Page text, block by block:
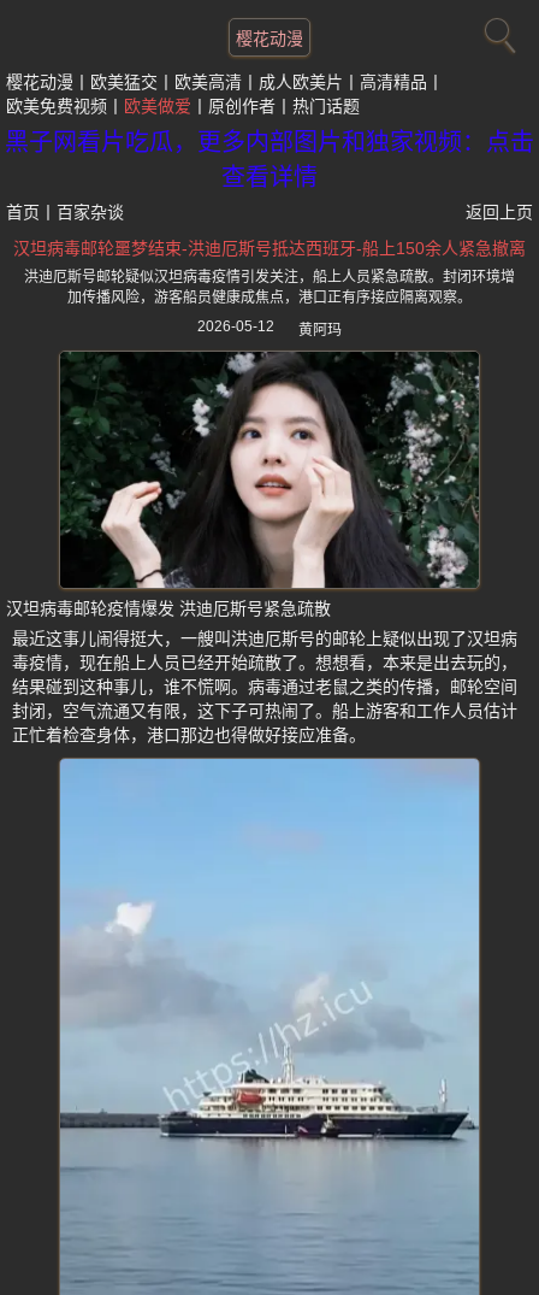
樱花动漫
樱花动漫 欧美猛交 欧美高清 成人欧美片
高清精品
欧美免费视频
欧美做爱 原创作者 热门话题
黑子网看片吃瓜，更多内部图片和独家视频：点击
查看详情
首页 百家杂谈
返回上页
汉坦病毒邮轮噩梦结束-洪迪厄斯号抵达西班牙-船上150余人紧急撤离
洪迪厄斯号邮轮疑似汉坦病毒疫情引发关注，船上人员紧急疏散。封闭环境增
加传播风险，游客船员健康成焦点，港口正有序接应隔离观察。
2026-05-12
黄阿玛
汉坦病毒邮轮疫情爆发 洪迪厄斯号紧急疏散
最近这事儿闹得挺大，一艘叫洪迪厄斯号的邮轮上疑似出现了汉坦病
毒疫情，现在船上人员已经开始疏散了。想想看，本来是出去玩的，
结果碰到这种事儿，谁不慌啊。病毒通过老鼠之类的传播，邮轮空间
封闭，空气流通又有限，这下子可热闹了。船上游客和工作人员估计
正忙着检查身体，港口那边也得做好接应准备。